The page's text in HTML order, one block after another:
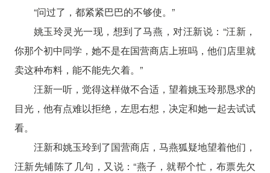
“问过了，都紧紧巴巴的不够使。”
姚玉玲灵光一现，想到了马燕，对汪新说：“汪新，
你那个初中同学，她不是在国营商店上班吗，他们店里就
卖这种布料，能不能先欠着。”
汪新一听，觉得这样做不合适，望着姚玉玲那恳求的
目光，他有点难以拒绝，左思右想，决定和她一起去试试
看。
汪新和姚玉玲到了国营商店，马燕狐疑地望着他们，
汪新先铺陈了几句，又说：“燕子，就帮个忙，布票先欠